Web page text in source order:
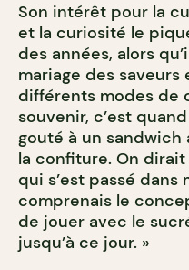
Son intérêt pour la
et la curiosité le
des années, alors
mariage des
différents modes de
souvenir, c’est
gouté à un
la confiture. On
qui s’est passé
comprenais le
de jouer avec le
jusqu’à ce jour. »